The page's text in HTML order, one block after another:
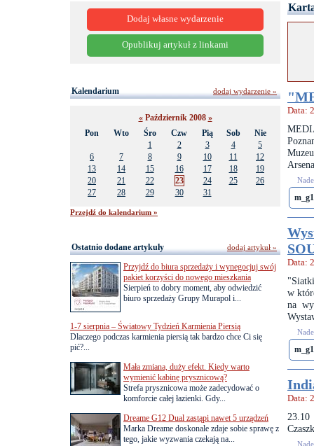
Data:
Data:
w
na
Data:
Dodaj własne wydarzenie
Opublikuj artykuł z linkami
Kalendarium
«Październik 2008 »
Pon
Wto Śro Czw Pią Sob
Nie
1
2 3 4
5
6
7 8 9 10 11
12
13
14 15 16 17 18
19
20
21 22 23 24 25
26
27
28 29 30 31
Przejdź do kalendarium »
dodaj wydarzenie »
Ostatnio dodane artykuły
Przyjdź do biura sprzedaży i wynegocjuj swój
pakiet korzyści do nowego mieszkania
Sierpień to dobry moment, aby odwiedzić
biuro sprzedaży Grupy Murapol i...
1-7 sierpnia – Światowy Tydzień Karmienia Piersią
Dlaczego podczas karmienia piersią tak bardzo chce Ci się
pić?...
Mała zmiana, duży efekt. Kiedy warto
wymienić kabinę prysznicową?
Strefa prysznicowa może zadecydować o
komforcie całej łazienki. Gdy...
Dreame G12 Dual zastąpi nawet 5 urządzeń
Marka Dreame doskonale zdaje sobie sprawę z
tego, jakie wyzwania czekają na...
dodaj artykuł »